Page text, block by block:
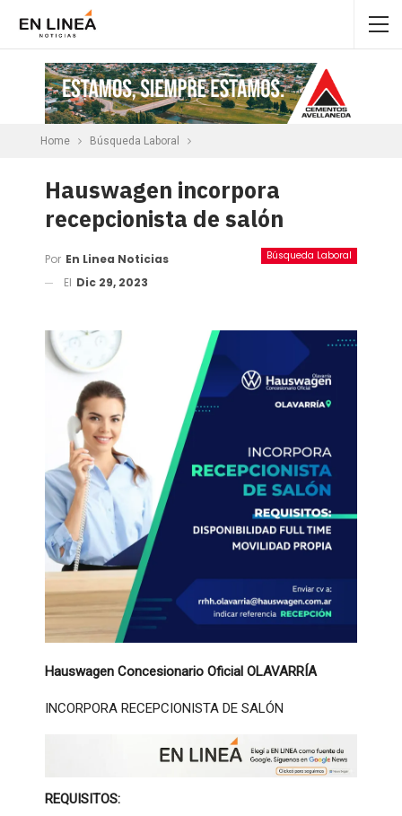
Home Búsqueda Laboral
Hauswagen incorpora
recepcionista de salón
Búsqueda Laboral
Por En Linea Noticias
El Dic 29, 2023
Hauswagen Concesionario Oficial OLAVARRÍA
INCORPORA RECEPCIONISTA DE SALÓN
REQUISITOS: